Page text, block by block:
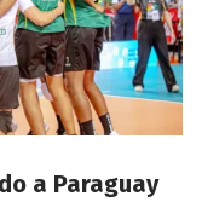
a Paraguay